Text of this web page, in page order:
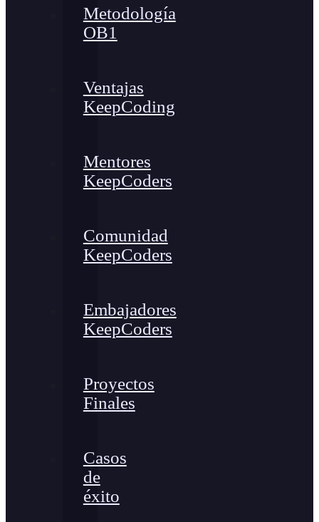
Metodología
OB1
Ventajas
KeepCoding
Mentores
KeepCoders
Comunidad
KeepCoders
Embajadores
KeepCoders
Proyectos
Finales
Casos
de
éxito